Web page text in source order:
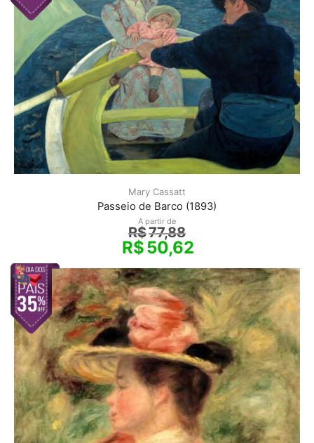
Mary Cassatt
Passeio de Barco (1893)
A partir de
R$77,88
R$50,62